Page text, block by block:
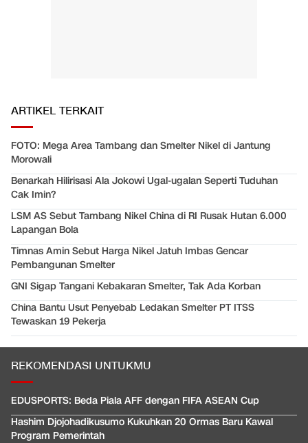
ARTIKEL TERKAIT
FOTO: Mega Area Tambang dan Smelter Nikel di Jantung
Morowali
Benarkah Hilirisasi Ala Jokowi Ugal-ugalan Seperti Tuduhan
Cak Imin?
LSM AS Sebut Tambang Nikel China di RI Rusak Hutan 6.000
Lapangan Bola
Timnas Amin Sebut Harga Nikel Jatuh Imbas Gencar
Pembangunan Smelter
GNI Sigap Tangani Kebakaran Smelter, Tak Ada Korban
China Bantu Usut Penyebab Ledakan Smelter PT ITSS
Tewaskan 19 Pekerja
REKOMENDASI UNTUKMU
EDUSPORTS: Beda Piala AFF dengan FIFA ASEAN Cup
Hashim Djojohadikusumo Kukuhkan 20 Ormas Baru Kawal
Program Pemerintah